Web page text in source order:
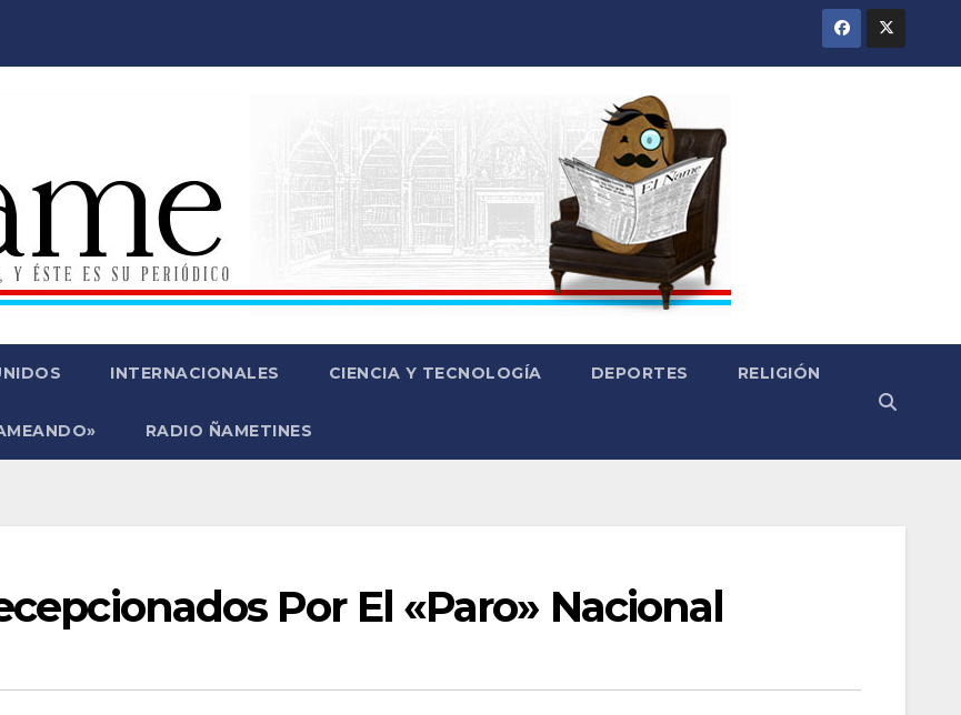
INTERNACIONALES CIENCIA Y TECNOLOGÍA DEPORTES RELIGIÓN
RADIO ÑAMETINES
Por El «Paro» Nacional